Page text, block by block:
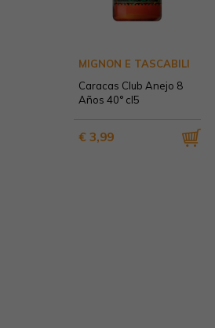
MIGNON E TASCABILI
Caracas Club Anejo 8
Años 40° cl5
€ 3,99